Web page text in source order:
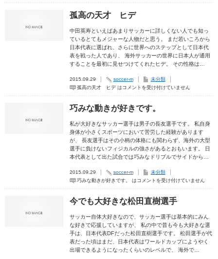
孤高の天才 ヒデ
中田英寿といえばあまりサッカーに詳しくない人でも知っ
ているとてもメジャーな人物だと思う。 まだ若いころから
日本代表に選ばれ、さらに世界へのステップとして日本代
表を戦った人であり、 海外サッカーの世界に日本人が通用
することを最初に見せつけてくれたヒデ。 その性格は…
2015.09.29 soccer-m
未分類
孤高の天才 ヒデ はコメントを受け付けていません
巧みな動きが好きです。
私が大好きなサッカー選手は男子の長友選手です。 私自身
身体が小さくスポーツにおいて苦労した経験があります
が、 長友選手はその小柄の体格にも関わらず、海外の大型
選手に負けないフィジカルの強さがあるとおもいます。 日
本代表として出た試合では巧みなドリブルでサイドから…
2015.09.29 soccer-m
未分類
巧みな動きが好きです。 はコメントを受け付けていません
今でも大好きな松田直樹選手
サッカー自体大好きなので、サッカー選手は基本的にみん
な好きで応援していますが、 私の中で昔も今も大好きな選
手は、日本代表DFだった松田直樹選手です。 松田選手が代
表だった頃はまだ、日本代表はワールドカップにようやく
出場できるようになったくらいのレベルで、 海外で…